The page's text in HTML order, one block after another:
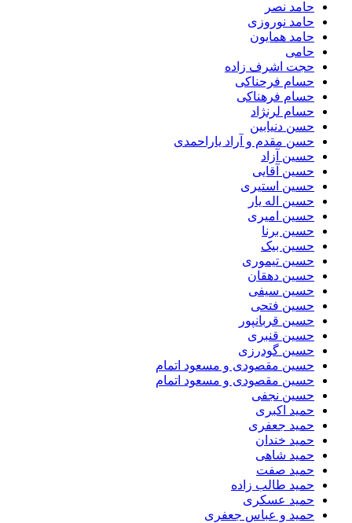
حامد نصر
حامد نوروزی
حامد همایون
حامی
حجت اشرف زاده
حسام فرحناکی
حسام فرهناکی
حسام لرنژاد
حسن دنیابین
حسن مقدم و آراد یاراحمدی
حسین آزاد
حسین آقایی
حسین استیری
حسین اله یار
حسین امیری
حسین برنا
حسین بیک
حسین تیموری
حسین دهقان
حسین سیفی
حسین فتحی
حسین قربانپور
حسین قنبری
حسین گودرزی
حسین مقصودى و مسعود اتمام
حسین مقصودی و مسعود اتمام
حسین نجفی
حمید اکبری
حمید جعفری
حمید خندان
حمید شاهی
حمید صفت
حمید طالب زاده
حمید عسکری
حمید و عباس جعفری